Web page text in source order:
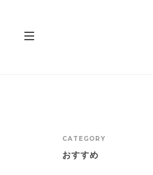
CATEGORY
おすすめ